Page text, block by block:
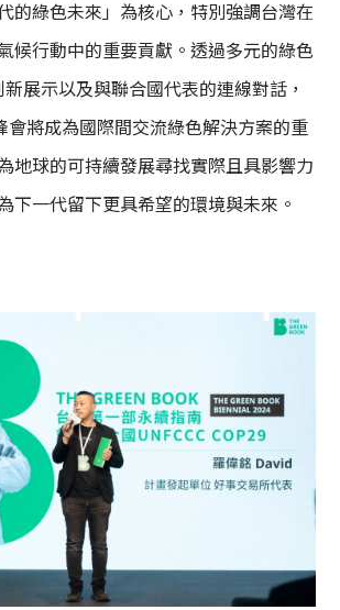
的綠色未來」為核心，特別強調台灣在
候行動中的重要貢獻。透過多元的綠色
展示以及與聯合國代表的連線對話，
會將成為國際間交流綠色解決方案的重
地球的可持續發展尋找實際且具影響力
下一代留下更具希望的環境與未來。